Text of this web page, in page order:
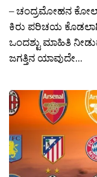
– ಚಂದ್ರಮೋಹನ
ಕಿರು ಪರಿಚಯ
ಒಂದಶ್ಟು ಮಾಹಿತಿ
ಜಗತ್ತಿನ ಯಾವುದೇ...